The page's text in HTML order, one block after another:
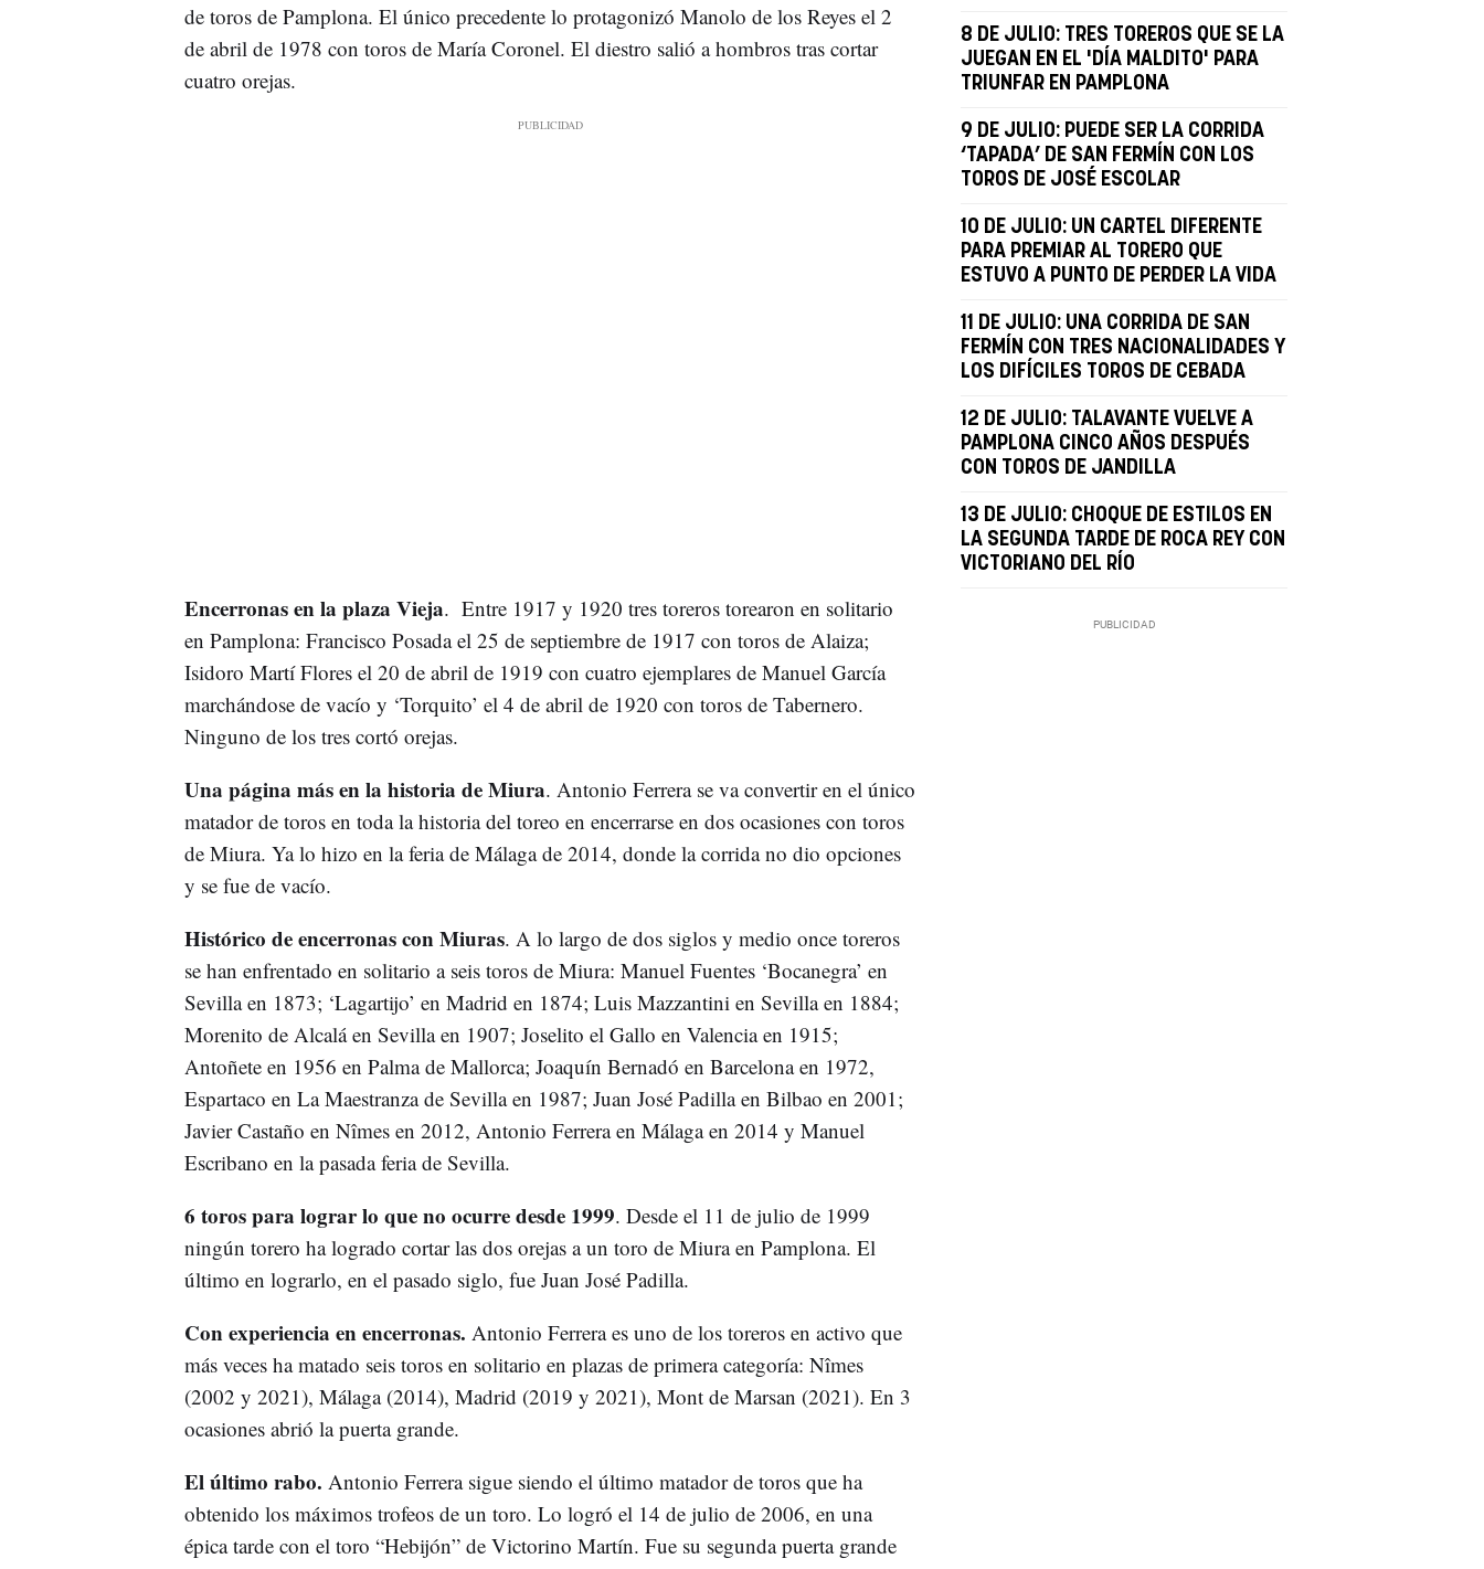
de toros de Pamplona. El único precedente lo protagonizó Manolo de los Reyes el 2
de abril de 1978 con toros de María Coronel. El diestro salió a hombros tras cortar
cuatro orejas.
Encerronas en la plaza Vieja. Entre 1917 y 1920 tres toreros torearon en solitario
en Pamplona: Francisco Posada el 25 de septiembre de 1917 con toros de Alaiza;
Isidoro Martí Flores el 20 de abril de 1919 con cuatro ejemplares de Manuel García
marchándose de vacío y ‘Torquito’ el 4 de abril de 1920 con toros de Tabernero.
Ninguno de los tres cortó orejas.
Una página más en la historia de Miura. Antonio Ferrera se va convertir en el único
matador de toros en toda la historia del toreo en encerrarse en dos ocasiones con toros
de Miura. Ya lo hizo en la feria de Málaga de 2014, donde la corrida no dio opciones
y se fue de vacío.
Histórico de encerronas con Miuras. A lo largo de dos siglos y medio once toreros
se han enfrentado en solitario a seis toros de Miura: Manuel Fuentes ‘Bocanegra’ en
Sevilla en 1873; ‘Lagartijo’ en Madrid en 1874; Luis Mazzantini en Sevilla en 1884;
Morenito de Alcalá en Sevilla en 1907; Joselito el Gallo en Valencia en 1915;
Antoñete en 1956 en Palma de Mallorca; Joaquín Bernadó en Barcelona en 1972,
Espartaco en La Maestranza de Sevilla en 1987; Juan José Padilla en Bilbao en 2001;
Javier Castaño en Nîmes en 2012, Antonio Ferrera en Málaga en 2014 y Manuel
Escribano en la pasada feria de Sevilla.
6 toros para lograr lo que no ocurre desde 1999. Desde el 11 de julio de 1999
ningún torero ha logrado cortar las dos orejas a un toro de Miura en Pamplona. El
último en lograrlo, en el pasado siglo, fue Juan José Padilla.
Con experiencia en encerronas. Antonio Ferrera es uno de los toreros en activo que
más veces ha matado seis toros en solitario en plazas de primera categoría: Nîmes
(2002 y 2021), Málaga (2014), Madrid (2019 y 2021), Mont de Marsan (2021). En 3
ocasiones abrió la puerta grande.
El último rabo. Antonio Ferrera sigue siendo el último matador de toros que ha
obtenido los máximos trofeos de un toro. Lo logró el 14 de julio de 2006, en una
épica tarde con el toro “Hebijón” de Victorino Martín. Fue su segunda puerta grande
8 DE JULIO: TRES TOREROS QUE SE LA
JUEGAN EN EL 'DÍA MALDITO' PARA
TRIUNFAR EN PAMPLONA
9 DE JULIO: PUEDE SER LA CORRIDA
‘TAPADA’ DE SAN FERMÍN CON LOS
TOROS DE JOSÉ ESCOLAR
10 DE JULIO: UN CARTEL DIFERENTE
PARA PREMIAR AL TORERO QUE
ESTUVO A PUNTO DE PERDER LA VIDA
11 DE JULIO: UNA CORRIDA DE SAN
FERMÍN CON TRES NACIONALIDADES Y
LOS DIFÍCILES TOROS DE CEBADA
12 DE JULIO: TALAVANTE VUELVE A
PAMPLONA CINCO AÑOS DESPUÉS
CON TOROS DE JANDILLA
13 DE JULIO: CHOQUE DE ESTILOS EN
LA SEGUNDA TARDE DE ROCA REY CON
VICTORIANO DEL RÍO